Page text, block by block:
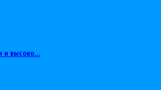
и высоко…